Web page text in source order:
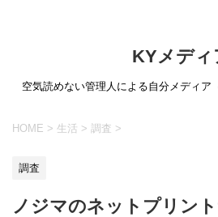
KYメディ
空気読めない管理人による自分メディア
HOME > 生活 > 調査 >
調査
ノジマのネットプリン